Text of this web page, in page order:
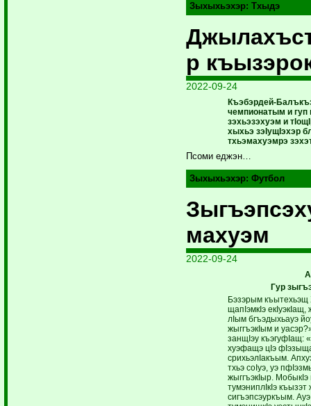
Зыхыхьэхэр:Тхыдэ
р
2022-09-24
Къэбэрдей-
чемпионатым и
зэхьэзэхуэм и
хыхьэ зэIущIэхэр
тхьэмахуэмрэ
Псоми еджэн…
Зыхыхьэхэр:Футбол
махуэм
2022-09-24
Гур
Бэзэрым
щапIэмкIэ
лIым бгъэдыхьауэ
жыггъэкIым и
занщIэу къэгуфIащ:
хуэфащэ цIэ
срихьэлIакъым.
тхьэ соIуэ, уэ
жыггъэкIыр.
тумэниплIкIэ
сигъэпсэуркъым.